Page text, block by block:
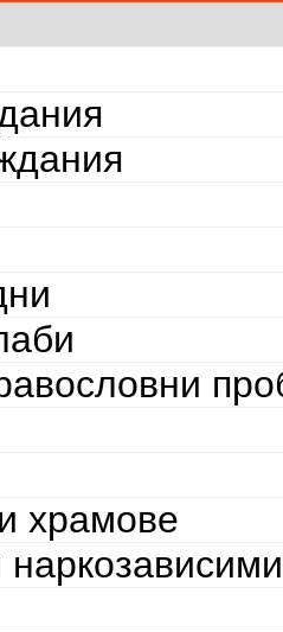
храмове